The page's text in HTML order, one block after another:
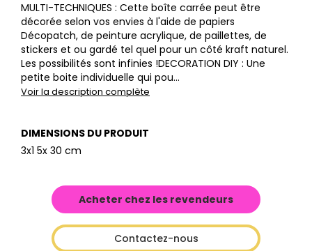
MULTI-TECHNIQUES : Cette boîte carrée peut être
décorée selon vos envies à l'aide de papiers
Décopatch, de peinture acrylique, de paillettes, de
stickers et ou gardé tel quel pour un côté kraft naturel.
Les possibilités sont infinies !DECORATION DIY : Une
petite boite individuelle qui pou...
Voir la description complète
DIMENSIONS DU PRODUIT
3x1 5x 30 cm
Acheter chez les revendeurs
Contactez-nous